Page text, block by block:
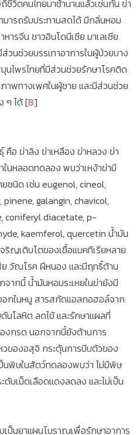
วิตคนไทยมาช้านานแล้วเช่นกัน ข่า
มารถรับประทานสดได้ มีกลิ่นหอม
ารจีน ชาวอินโดนีเซีย มาเลเซีย
วนช่วยบรรเทาอาการในผู้ป่วยบาง
นไพรไทยที่มีส่วนช่วยรักษาโรคติด
าพทางเพศในผู้ชาย และมีส่วนช่วย
ๆ ได้ [8]
คือ ข่าลิง ข่าเหลือง ข่าหลวง ข่า
นหลอดทดลอง พบว่าเหง้าข่ามี
ชนิด เช่น eugenol, cineol,
galangin, chavicol,
coniferyl diacetate, p-
kaemferol, quercetin น้ำมัน
ริญเติบโตของเชื้อแบคทีเรียหลาย
ย วัณโรค ฝีหนอง และมีฤทธิ์ต้าน
ากนี้ น้ำมันหอมระเหยในข่ายังมี
อกในหนู สารสกัดแอลกอฮอล์จาก
นโลหิต ลดไข้ และรักษาแผลที่
องกรด นอกจากนี้ยังต้านการ
ของอสุจิ กระตุ้นการบีบตัวของ
นพิษในสัตว์ทดลองพบว่า ไม่มีพิษ
ดับเม็ดเลือดแดงลดลง และไม่เป็น
เป็นยาแผนโบราณเพื่อรักษาอาการ